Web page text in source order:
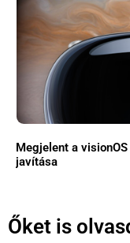
Megjelent a
javítása
Őket is